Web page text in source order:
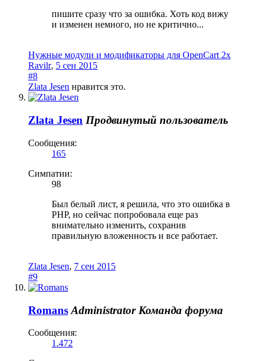
пишите сразу что за ошибка. Хоть код вижу
и изменен немного, но не критично...
Нужные модули и модификаторы для OpenCart 2x
Ravilr, 5 сен 2015
#8
Zlata Jesen нравится это.
Zlata Jesen Продвинутый пользователь
Сообщения:
165
Симпатии:
98
Был белый лист, я решила, что это ошибка в
PHP, но сейчас попробовала еще раз
внимательно изменить, сохранив
правильную вложенность и все работает.
Zlata Jesen, 7 сен 2015
#9
Romans Administrator Команда форума
Сообщения:
1.472